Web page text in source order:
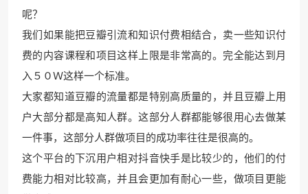
呢？
我们如果能把豆瓣引流和知识付费相结合，卖一些知识付
费的内容课程和项目这样上限是非常高的。完全能达到月
入５０Ｗ这样一个标准。
大家都知道豆瓣的流量都是特别高质量的，并且豆瓣上用
户大部分都是高知人群。这部分人群都能够很用心去做某
一件事，这部分人群做项目的成功率往往是很高的。
这个平台的下沉用户相对抖音快手是比较少的，他们的付
费能力相对比较高，并且会更加有耐心一些，做项目更能